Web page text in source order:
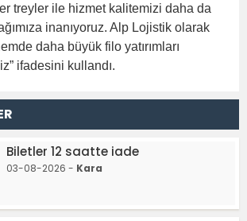
treyler ile hizmet kalitemizi daha da
inanıyoruz. Alp Lojistik olarak
daha büyük filo yatırımları
ifadesini kullandı.
Biletler 12 saatte iade
03-08-2026 - Kara